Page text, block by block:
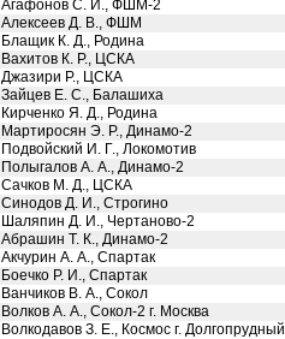
Агафонов С. И., ФШМ-2
Алексеев Д. В., ФШМ
Блащик К. Д., Родина
Вахитов К. Р., ЦСКА
Джазири Р., ЦСКА
Зайцев Е. С., Балашиха
Кирченко Я. Д., Родина
Мартиросян Э. Р., Динамо-2
Подвойский И. Г., Локомотив
Полыгалов А. А., Динамо-2
Сачков М. Д., ЦСКА
Синодов Д. И., Строгино
Шаляпин Д. И., Чертаново-2
Абрашин Т. К., Динамо-2
Акчурин А. А., Спартак
Боечко Р. И., Спартак
Ванчиков В. А., Сокол
Волков А. А., Сокол-2 г. Москва
Волкодавов З. Е., Космос г. Долгопрудный